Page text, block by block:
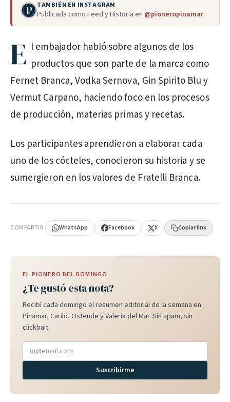
TAMBIÉN EN INSTAGRAM
Publicada como Feed y Historia en @pioneropinamar
E l embajador habló sobre algunos de los
productos que son parte de la marca como
Fernet Branca, Vodka Sernova, Gin Spirito Blu y
Vermut Carpano, haciendo foco en los procesos
de producción, materias primas y recetas.
Los participantes aprendieron a elaborar cada
uno de los cócteles, conocieron su historia y se
sumergieron en los valores de Fratelli Branca.
COMPARTIR WhatsApp Facebook X Copiar link
EL PIONERO DEL DOMINGO
¿Te gustó esta nota?
Recibí cada domingo el resumen editorial de la semana en
Pinamar, Cariló, Ostende y Valeria del Mar. Sin spam, sin
clickbait.
Suscribirme